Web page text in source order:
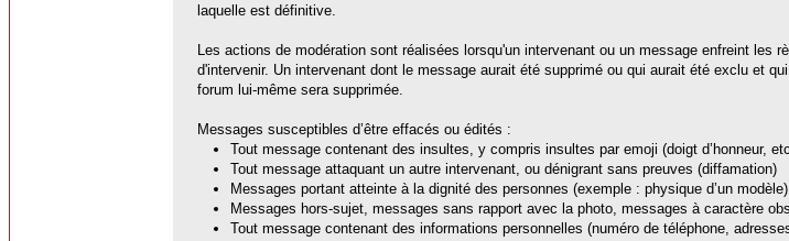
laquelle est définitive.
Les actions de modération sont réalisées lorsqu'un intervenant ou un message enfreint
d'intervenir. Un intervenant dont le message aurait été supprimé ou qui aurait été exclu et
forum lui-même sera supprimée.
Messages susceptibles d’être effacés ou édités :
Tout message contenant des insultes, y compris insultes par emoji (doigt d’honneur,
Tout message attaquant un autre intervenant, ou dénigrant sans preuves (diffamation)
Messages portant atteinte à la dignité des personnes (exemple : physique d’un modèle)
Messages hors-sujet, messages sans rapport avec la photo, messages à caractère
Tout message contenant des informations personnelles (numéro de téléphone,